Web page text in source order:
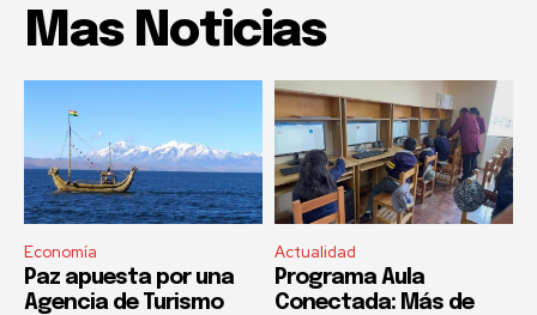
Mas Noticias
Economía
Paz apuesta por una
Agencia de Turismo
Actualidad
Programa Aula
Conectada: Más de